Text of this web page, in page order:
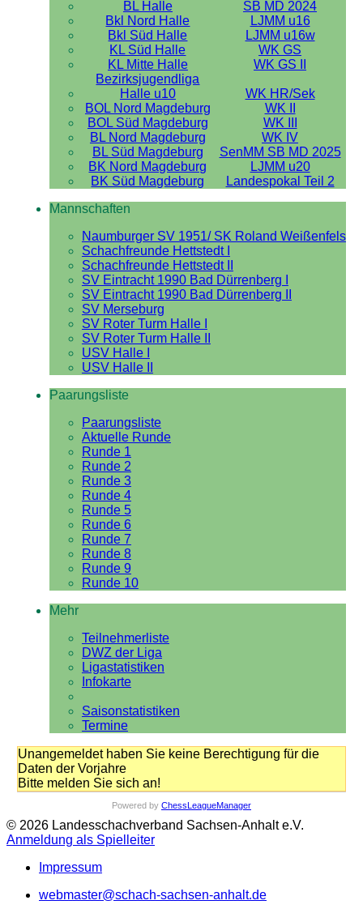
BL Halle
SB MD 2024
Bkl Nord Halle
LJMM u16
Bkl Süd Halle
LJMM u16w
KL Süd Halle
WK GS
KL Mitte Halle
WK GS II
Bezirksjugendliga
Halle u10
WK HR/Sek
BOL Nord Magdeburg
WK II
BOL Süd Magdeburg
WK III
BL Nord Magdeburg
WK IV
BL Süd Magdeburg
SenMM SB MD 2025
BK Nord Magdeburg
LJMM u20
BK Süd Magdeburg
Landespokal Teil 2
Mannschaften
Naumburger SV 1951/ SK Roland Weißenfels
Schachfreunde Hettstedt I
Schachfreunde Hettstedt II
SV Eintracht 1990 Bad Dürrenberg I
SV Eintracht 1990 Bad Dürrenberg II
SV Merseburg
SV Roter Turm Halle I
SV Roter Turm Halle II
USV Halle I
USV Halle II
Paarungsliste
Paarungsliste
Aktuelle Runde
Runde 1
Runde 2
Runde 3
Runde 4
Runde 5
Runde 6
Runde 7
Runde 8
Runde 9
Runde 10
Mehr
Teilnehmerliste
DWZ der Liga
Ligastatistiken
Infokarte
Saisonstatistiken
Termine
Unangemeldet haben Sie keine Berechtigung für die
Daten der Vorjahre
Bitte melden Sie sich an!
Powered by ChessLeagueManager
© 2026 Landesschachverband Sachsen-Anhalt e.V.
Anmeldung als Spielleiter
Impressum
webmaster@schach-sachsen-anhalt.de